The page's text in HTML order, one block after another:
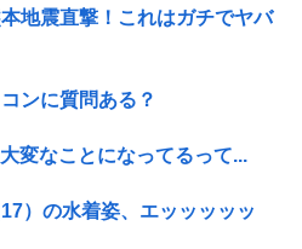
地震直撃！これはガチでヤバ
ンに質問ある？
変なことになってるって...
）の水着姿、エッッッッッ